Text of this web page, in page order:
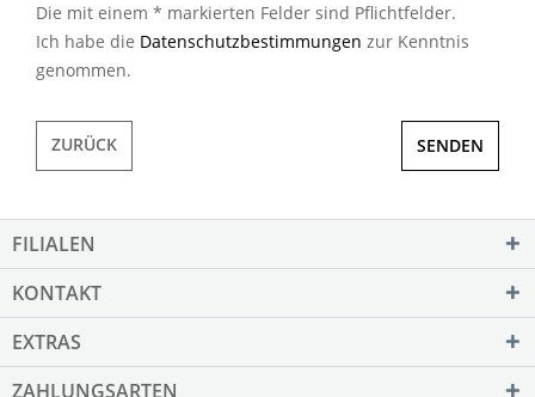
Die mit einem * markierten Felder sind Pflichtfelder.
Ich habe die Datenschutzbestimmungen zur Kenntnis
genommen.
ZURÜCK SENDEN
FILIALEN
KONTAKT
EXTRAS
ZAHLUNGSARTEN